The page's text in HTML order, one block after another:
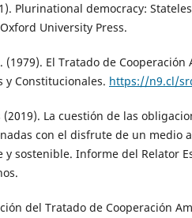
Plurinational democracy:
University Press.
(1979). El Tratado de Cooperación
y Constitucionales. https://n9.cl/
La cuestión de las
con el disfrute de un medio
sostenible. Informe del Relator
del Tratado de Cooperación